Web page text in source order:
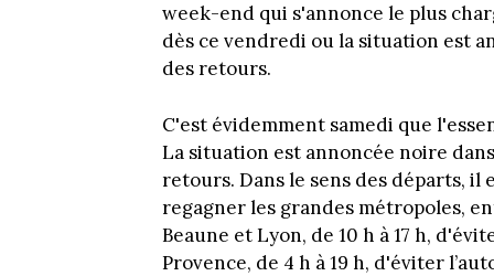
week-end qui s'annonce le plus
dès ce vendredi ou la situation est
des retours.
C'est évidemment samedi que
La situation est annoncée noire
retours. Dans le sens des départs,
regagner les grandes métropoles,
Beaune et Lyon, de 10 h à 17 h,
Provence, de 4 h à 19 h, d'éviter